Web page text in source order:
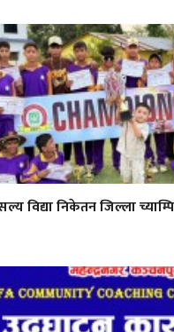
विद्या निकेतन जिल्ला